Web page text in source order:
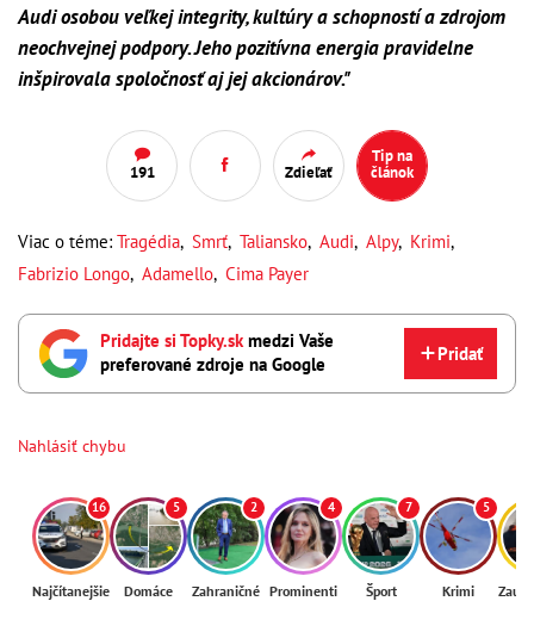
Audi osobou veľkej integrity, kultúry a schopností a zdrojom
neochvejnej podpory. Jeho pozitívna energia pravidelne
inšpirovala spoločnosť aj jej akcionárov."
191 Zdieľať
Tip na
článok
Viac o téme: Tragédia, Smrť, Taliansko, Audi, Alpy, Krimi,
Fabrizio Longo, Adamello, Cima Payer
Pridajte si Topky.skmedzi Vaše
preferované zdroje na Google
Pridať
Nahlásiť chybu
16
Najčítanejšie
5
Domáce
2
Zahraničné
4
Prominenti
7
Šport
5
Krimi